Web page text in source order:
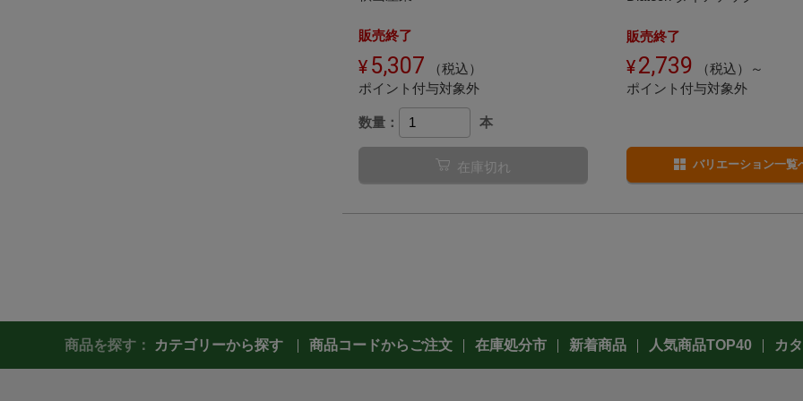
販売終了
5,307
（税込）
ポイント付与対象外
数量： 本
在庫切れ
販売終了
2,739
（税込）～
ポイント付与対象外
バリエーション一覧
商品を探す： カテゴリーから探す 商品コードからご注文 在庫処分市 新着商品 人気商品TOP40 カ